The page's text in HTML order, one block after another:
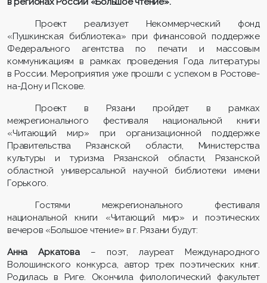
Проект реализует Некоммерческий фонд
«Пушкинская библиотека» при финансовой поддержке
Федерального агентства по печати и массовым
коммуникациям в рамках проведения Года литературы
в России. Мероприятия уже прошли с успехом в Ростове-
на-Дону и Пскове.
Проект в Рязани пройдет в рамках
межрегионального фестиваля национальной книги
«Читающий мир» при организационной поддержке
Правительства Рязанской области, Министерства
культуры и туризма Рязанской области, Рязанской
областной универсальной научной библиотеки имени
Горького.
Гостями межрегионального фестиваля
национальной книги «Читающий мир» и поэтических
вечеров «Большое чтение» в г. Рязани будут:
Анна Аркатова– поэт, лауреат Международного
Волошинского конкурса, автор трех поэтических книг.
Родилась в Риге. Окончила филологический факультет